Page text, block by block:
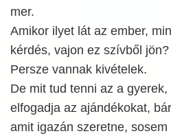
mer.
Amikor ilyet lát az ember,
kérdés, vajon ez szívből jön?
Persze vannak kivételek.
De mit tud tenni az a
elfogadja az ajándékokat,
amit igazán szeretne,